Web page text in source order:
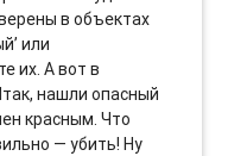
в объектах
или
их. А вот в
нашли опасный
красным. Что
— убить! Ну